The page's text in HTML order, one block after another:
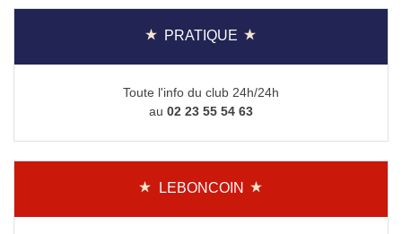
PRATIQUE
Toute l'info du club 24h/24h
au 02 23 55 54 63
LEBONCOIN